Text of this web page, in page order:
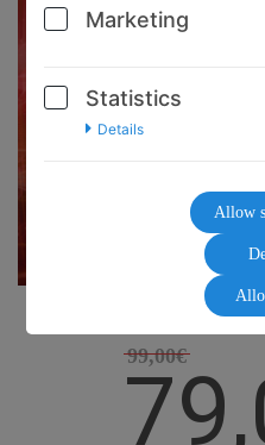
99,00€
Marketing
Statistics
Details
Allow